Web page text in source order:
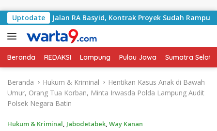
Uptodate
Jalan RA Basyid, Kontrak Proyek Sudah Rampung
Beranda REDAKSI Lampung Pulau Jawa Sumatra
Beranda Hukum & Kriminal
Hentikan Kasus Anak di Bawah
Umur, Orang Tua Korban, Minta Irwasda Polda Lampung Audit
Polsek Negara Batin
Hukum & Kriminal, Jabodetabek, Way Kanan